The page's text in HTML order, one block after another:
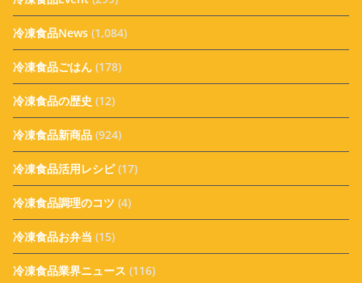
冷凍食品News (1,084)
冷凍食品ごはん (178)
冷凍食品の歴史 (12)
冷凍食品新商品 (924)
冷凍食品活用レシピ(17)
冷凍食品調理のコツ (4)
冷凍食品お弁当 (15)
冷凍食品業界ニュース (116)